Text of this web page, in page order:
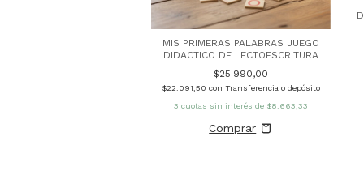
MIS PRIMERAS PALABRAS JUEGO
DIDACTICO DE LECTOESCRITURA
$25.990,00
$22.091,50 con Transferencia o depósito
3 cuotas sin interés de $8.663,33